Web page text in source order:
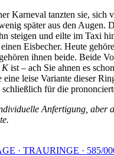
Karneval tanzten sie, sich
später aus den Augen.
steigen und eilte im Taxi
Eisbecher. Heute
ihnen beide. Beide
Kist – ach Sie ahnen es
leise Variante dieser
schließlich für die
Anfertigung, aber
· TRAURINGE · 585/